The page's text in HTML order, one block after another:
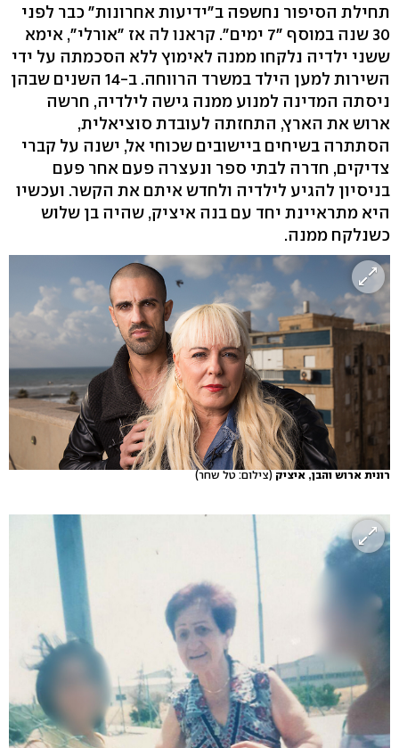
תחילת הסיפור נחשפה ב"ידיעות אחרונות" כבר לפני
30 שנה במוסף "7 ימים". קראנו לה אז "אורלי", אימא
ששני ילדיה נלקחו ממנה לאימוץ ללא הסכמתה על ידי
השירות למען הילד במשרד הרווחה. ב-14 השנים שבהן
ניסתה המדינה למנוע ממנה גישה לילדיה, חרשה
ארוש את הארץ, התחזתה לעובדת סוציאלית,
הסתתרה בשיחים ביישובים שכוחי אל, ישנה על קברי
צדיקים, חדרה לבתי ספר ונעצרה פעם אחר פעם
בניסיון להגיע לילדיה ולחדש איתם את הקשר. ועכשיו
היא מתראיינת יחד עם בנה איציק, שהיה בן שלוש
כשנלקח ממנה.
רונית ארוש והבן, איציק(צילום: טל שחר)